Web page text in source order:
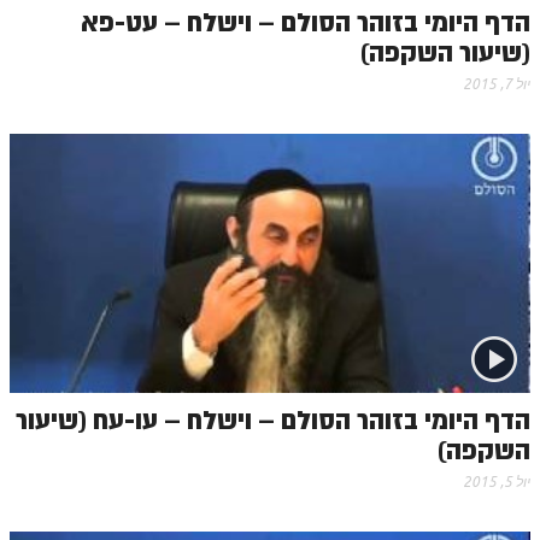
זוהר וילך מתקדמים
שידור חי
אודות האתר
אודות אתר הזוהר היומי
אודות בית מדרש הסולם
ספר הזוהר
גדולי ישראל על הזוהר
אפליקציית ספר הזוהר הקדוש
הקדשות על דיסקים
הדף היומי בזוהר הסולם – וישלח – עט-פא
(שיעור השקפה)
יול 7, 2015
הדף היומי בזוהר הסולם – וישלח – עו-עח (שיעור
השקפה)
יול 5, 2015